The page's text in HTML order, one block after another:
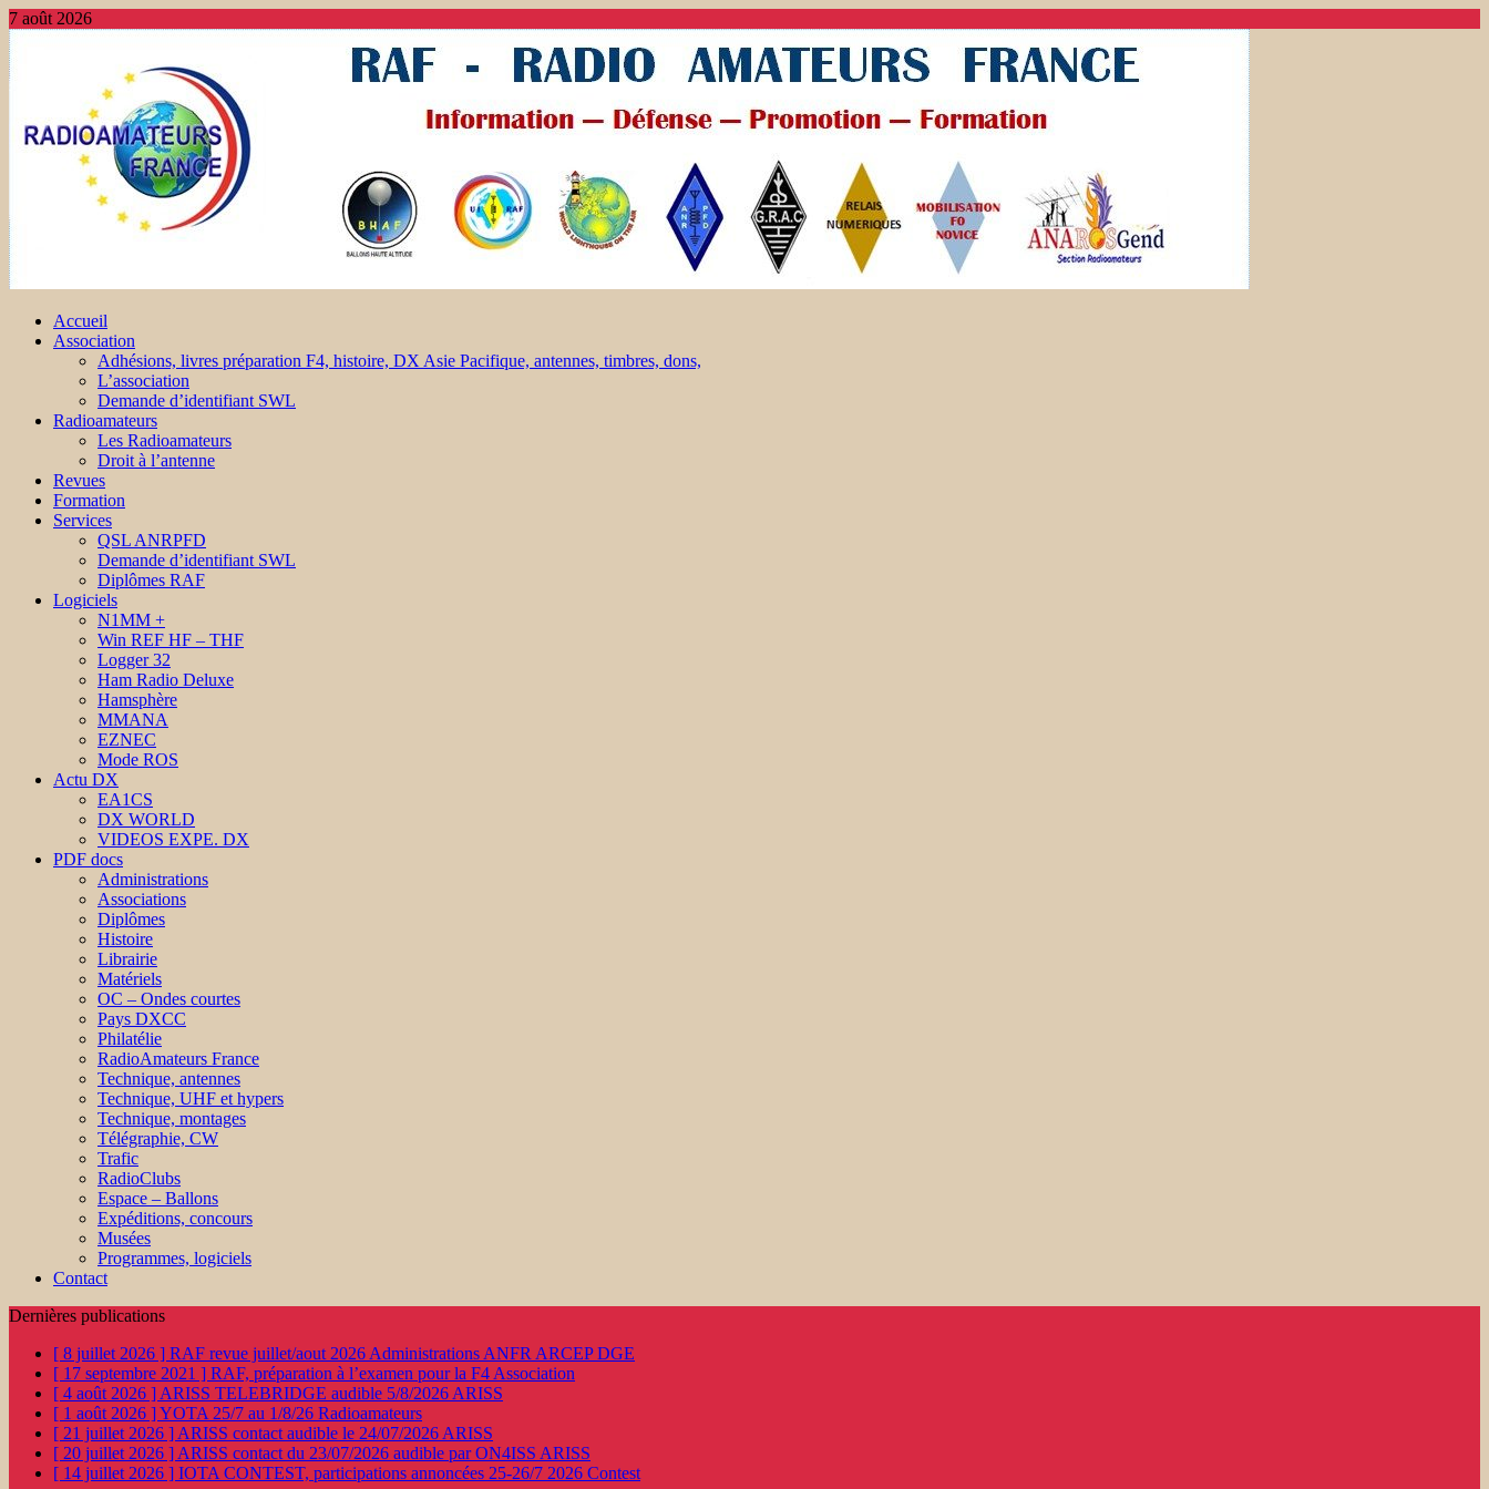
7 août 2026
Accueil
Association
Adhésions, livres préparation F4, histoire, DX Asie Pacifique, antennes, timbres, dons,
L’association
Demande d’identifiant SWL
Radioamateurs
Les Radioamateurs
Droit à l’antenne
Revues
Formation
Services
QSL ANRPFD
Demande d’identifiant SWL
Diplômes RAF
Logiciels
N1MM +
Win REF HF – THF
Logger 32
Ham Radio Deluxe
Hamsphère
MMANA
EZNEC
Mode ROS
Actu DX
EA1CS
DX WORLD
VIDEOS EXPE. DX
PDF docs
Administrations
Associations
Diplômes
Histoire
Librairie
Matériels
OC – Ondes courtes
Pays DXCC
Philatélie
RadioAmateurs France
Technique, antennes
Technique, UHF et hypers
Technique, montages
Télégraphie, CW
Trafic
RadioClubs
Espace – Ballons
Expéditions, concours
Musées
Programmes, logiciels
Contact
Dernières publications
[ 8 juillet 2026 ] RAF revue juillet/aout 2026 Administrations ANFR ARCEP DGE
[ 17 septembre 2021 ] RAF, préparation à l’examen pour la F4 Association
[ 4 août 2026 ] ARISS TELEBRIDGE audible 5/8/2026 ARISS
[ 1 août 2026 ]YOTA 25/7 au 1/8/26 Radioamateurs
[ 21 juillet 2026 ] ARISS contact audible le 24/07/2026 ARISS
[ 20 juillet 2026 ] ARISS contact du 23/07/2026 audible par ON4ISS ARISS
[ 14 juillet 2026 ] IOTA CONTEST, participations annoncées 25-26/7 2026 Contest